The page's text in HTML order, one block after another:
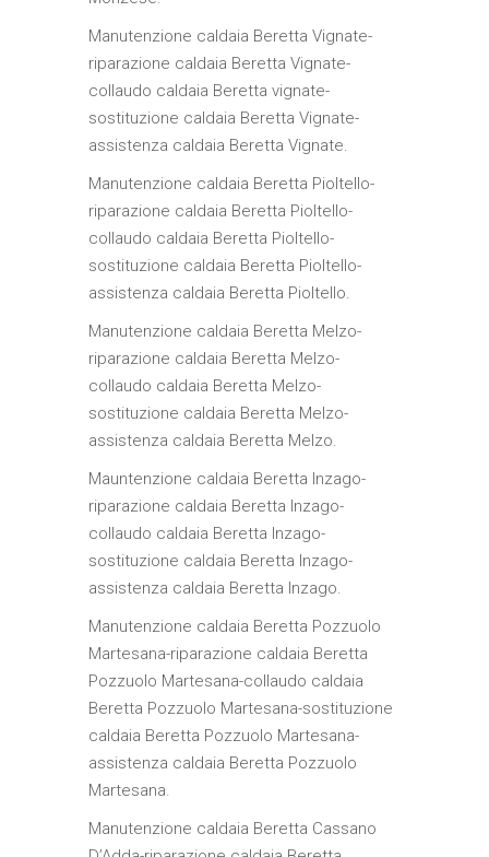
Manutenzione caldaia Beretta Vignate-
riparazione caldaia Beretta Vignate-
collaudo caldaia Beretta vignate-
sostituzione caldaia Beretta Vignate-
assistenza caldaia Beretta Vignate.
Manutenzione caldaia Beretta Pioltello-
riparazione caldaia Beretta Pioltello-
collaudo caldaia Beretta Pioltello-
sostituzione caldaia Beretta Pioltello-
assistenza caldaia Beretta Pioltello.
Manutenzione caldaia Beretta Melzo-
riparazione caldaia Beretta Melzo-
collaudo caldaia Beretta Melzo-
sostituzione caldaia Beretta Melzo-
assistenza caldaia Beretta Melzo.
Mauntenzione caldaia Beretta Inzago-
riparazione caldaia Beretta Inzago-
collaudo caldaia Beretta Inzago-
sostituzione caldaia Beretta Inzago-
assistenza caldaia Beretta Inzago.
Manutenzione caldaia Beretta Pozzuolo
Martesana-riparazione caldaia Beretta
Pozzuolo Martesana-collaudo caldaia
Beretta Pozzuolo Martesana-sostituzione
caldaia Beretta Pozzuolo Martesana-
assistenza caldaia Beretta Pozzuolo
Martesana.
Manutenzione caldaia Beretta Cassano